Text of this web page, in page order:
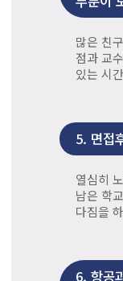
많은 친
점과 교
있는 시
5. 면접
열심히
남은 학
다짐을
6. 항공